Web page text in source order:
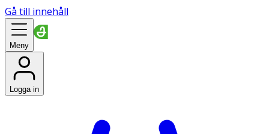
Gå till innehåll
Meny
Logga in